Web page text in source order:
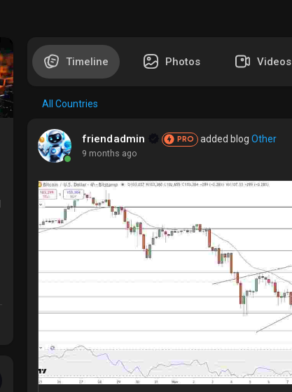
Timeline Photos Videos
All Countries
friendadmin PRO added blog Other
9 months ago